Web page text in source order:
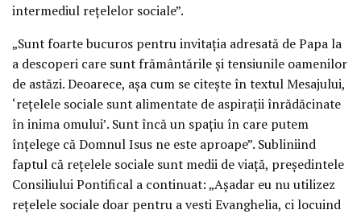
intermediul reţelelor sociale”.
„Sunt foarte bucuros pentru invitaţia adresată de Papa la
a descoperi care sunt frământările şi tensiunile oamenilor
de astăzi. Deoarece, aşa cum se citeşte în textul Mesajului,
‘reţelele sociale sunt alimentate de aspiraţii înrădăcinate
în inima omului’. Sunt încă un spaţiu în care putem
înţelege că Domnul Isus ne este aproape”. Subliniind
faptul că reţelele sociale sunt medii de viaţă, preşedintele
Consiliului Pontifical a continuat: „Aşadar eu nu utilizez
reţelele sociale doar pentru a vesti Evanghelia, ci locuind